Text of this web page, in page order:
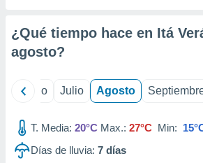
e
¿Qué tiempo hace en Itá
agosto?
Junio Julio Agosto
T. Media: 20°C Max.: 27°C Min:
Días de lluvia: 7 días